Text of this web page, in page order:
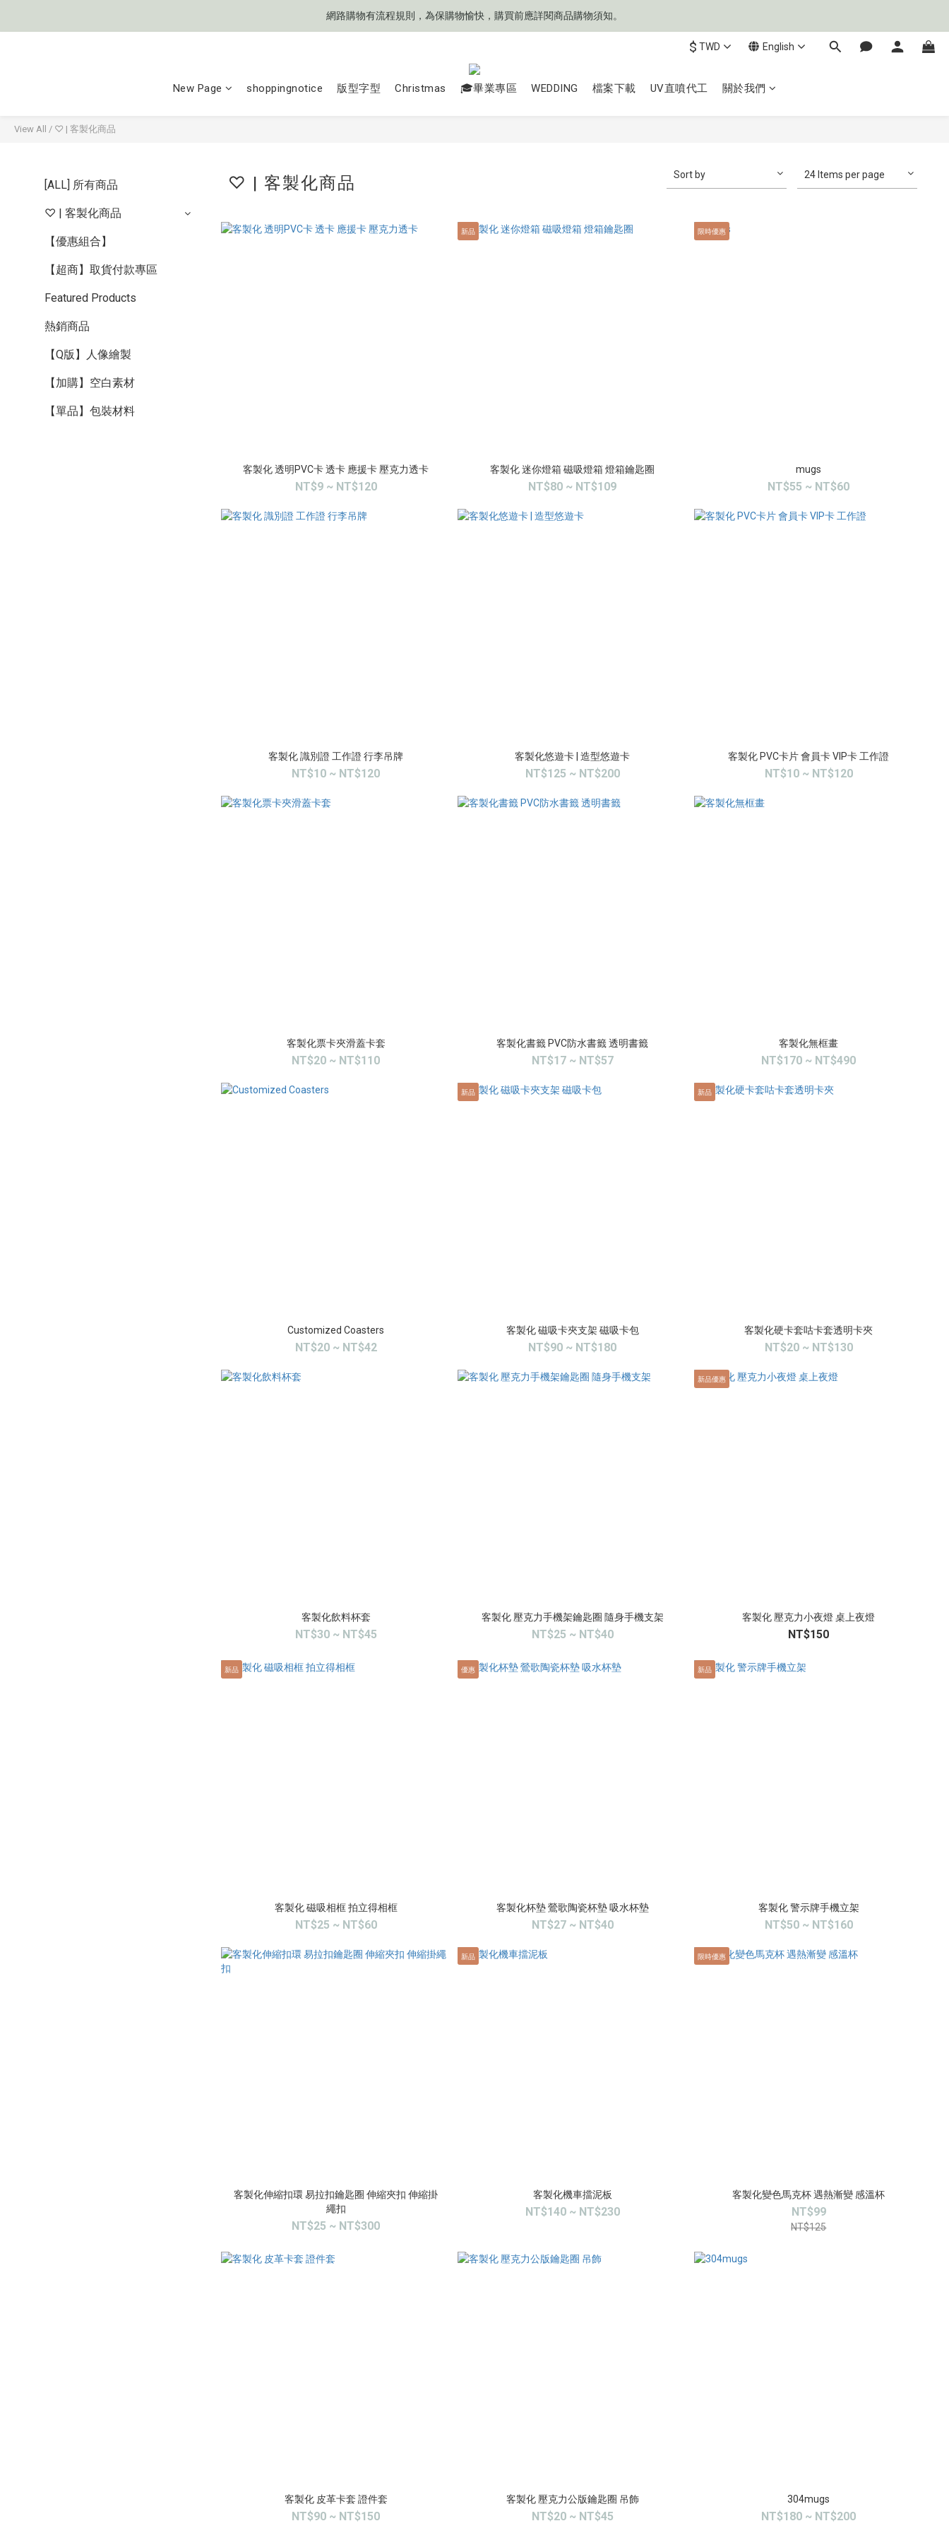
網路購物有流程規則，為保購物愉快，購買前應詳閱商品購物須知。
網路購物有流程規則，為保購物愉快，購買前應詳閱商品購物須知。
$ TWD English
New Page shoppingnotice 版型字型 Christmas 🎓畢業專區 WEDDING 檔案下載 UV直噴代工 關於我們
View All / ♡ | 客製化商品
[ALL] 所有商品
♡ | 客製化商品
【優惠組合】
【超商】取貨付款專區
Featured Products
熱銷商品
【Q版】人像繪製
【加購】空白素材
【單品】包裝材料
♡ | 客製化商品 Sort by 24 Items per page
客製化 透明PVC卡 透卡 應援卡 壓克力透卡
NT$9 ~ NT$120
新品
客製化 迷你燈箱 磁吸燈箱 燈箱鑰匙圈
NT$80 ~ NT$109
限時優惠
mugs
NT$55 ~ NT$60
客製化 識別證 工作證 行李吊牌
NT$10 ~ NT$120
客製化悠遊卡 | 造型悠遊卡
NT$125 ~ NT$200
客製化 PVC卡片 會員卡 VIP卡 工作證
NT$10 ~ NT$120
客製化票卡夾滑蓋卡套
NT$20 ~ NT$110
客製化書籤 PVC防水書籤 透明書籤
NT$17 ~ NT$57
客製化無框畫
NT$170 ~ NT$490
Customized Coasters
NT$20 ~ NT$42
新品
客製化 磁吸卡夾支架 磁吸卡包
NT$90 ~ NT$180
新品
客製化硬卡套咕卡套透明卡夾
NT$20 ~ NT$130
客製化飲料杯套
NT$30 ~ NT$45
客製化 壓克力手機架鑰匙圈 隨身手機支架
NT$25 ~ NT$40
新品優惠
客製化 壓克力小夜燈 桌上夜燈
NT$150
新品
客製化 磁吸相框 拍立得相框
NT$25 ~ NT$60
優惠
客製化杯墊 鶯歌陶瓷杯墊 吸水杯墊
NT$27 ~ NT$40
新品
客製化 警示牌手機立架
NT$50 ~ NT$160
客製化伸縮扣環 易拉扣鑰匙圈 伸縮夾扣 伸縮掛
繩扣
NT$25 ~ NT$300
新品
客製化機車擋泥板
NT$140 ~ NT$230
限時優惠
客製化變色馬克杯 遇熱漸變 感溫杯
NT$99
NT$125
客製化 皮革卡套 證件套
NT$90 ~ NT$150
客製化 壓克力公版鑰匙圈 吊飾
NT$20 ~ NT$45
304mugs
NT$180 ~ NT$200